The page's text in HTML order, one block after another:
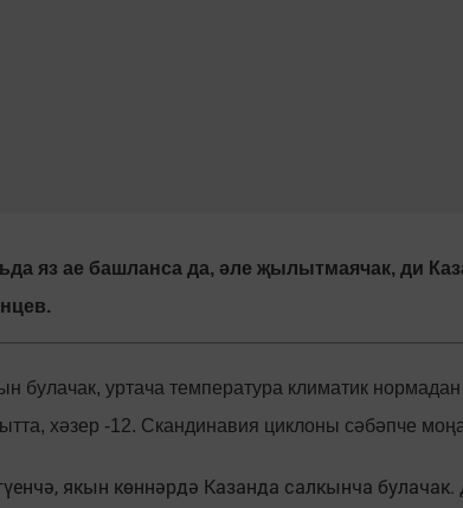
яз ае башланса да, әле җылытмаячак, ди
булачак, уртача температура климатик
хәзер -12. Скандинавия циклоны сәбәпче
якын көннәрдә Казанда салкынча